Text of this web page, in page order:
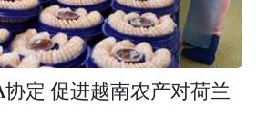
定 促进越南农产对荷兰